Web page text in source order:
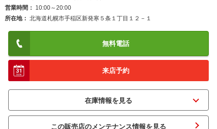
営業時間
10:00～20:00
所在地
北海道札幌市手稲区新発寒５条１丁目１２－１
無料電話
来店予約
この販売店のメンテナンス情報を見る